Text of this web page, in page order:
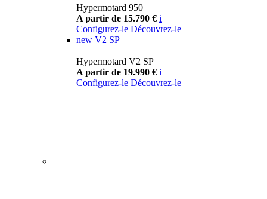
Hypermotard 950
A partir de 15.790 € i
Configurez-le Découvrez-le
new V2 SP
Hypermotard V2 SP
A partir de 19.990 € i
Configurez-le Découvrez-le